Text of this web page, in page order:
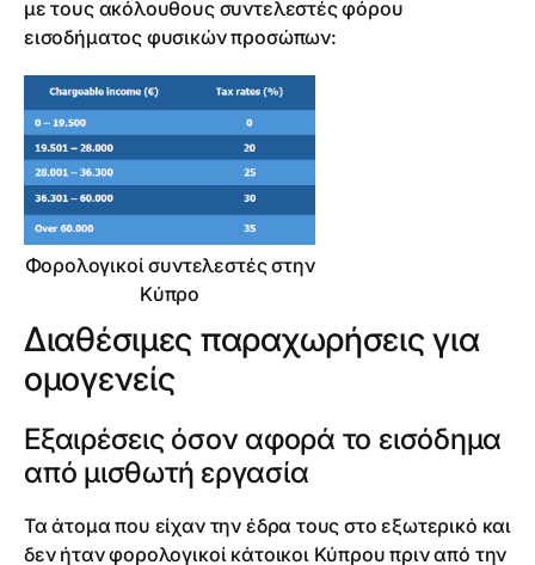
με τους ακόλουθους συντελεστές φόρου
εισοδήματος φυσικών προσώπων:
Φορολογικοί συντελεστές στην
Κύπρο
Διαθέσιμες παραχωρήσεις για
ομογενείς
Εξαιρέσεις όσον αφορά το εισόδημα
από μισθωτή εργασία
Τα άτομα που είχαν την έδρα τους στο εξωτερικό και
δεν ήταν φορολογικοί κάτοικοι Κύπρου πριν από την